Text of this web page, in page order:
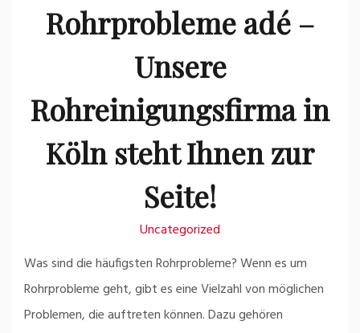
Rohrprobleme adé –
Unsere
Rohreinigungsfirma in
Köln steht Ihnen zur
Seite!
Uncategorized
Was sind die häufigsten Rohrprobleme? Wenn es um
Rohrprobleme geht, gibt es eine Vielzahl von möglichen
Problemen, die auftreten können. Dazu gehören